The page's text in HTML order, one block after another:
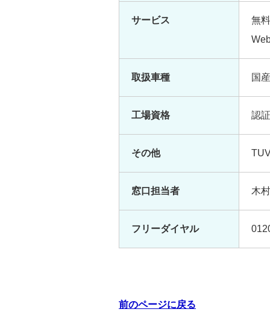
サービス
無
取扱車種 国
工場資格 認
その他
窓口担当者 木
フリーダイヤル
前のページに戻る